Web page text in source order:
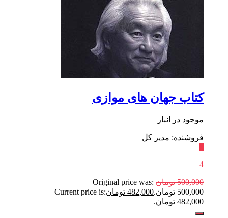
کتاب جهان های موازی
موجود در انبار
فروشنده: مدیر کل
4
500,000 تومان Original price was:
500,000 تومان.
482,000 تومانCurrent price is:
482,000 تومان.